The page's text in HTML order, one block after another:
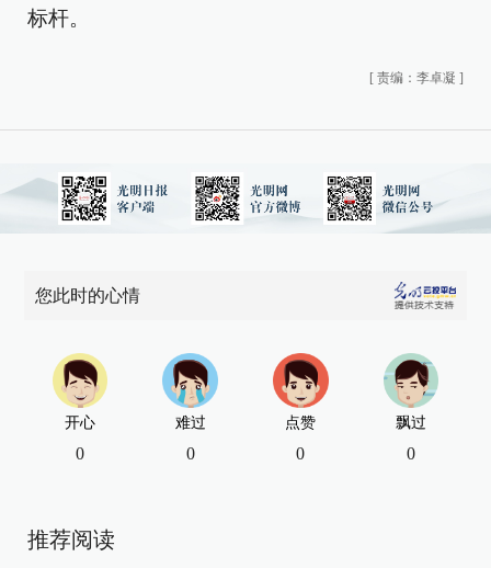
标杆。
[ 责编：李卓凝 ]
您此时的心情
开心
0
难过
0
点赞
0
飘过
0
推荐阅读